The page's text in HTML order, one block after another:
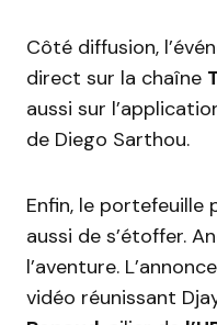
Côté diffusion,
direct sur la chaîne
aussi sur
de Diego Sarthou.
Enfin, le portefeuille
aussi de s’étoffer.
l’aventure.
vidéo réunissant